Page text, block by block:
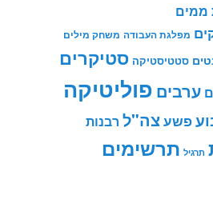
ממים
מפלגת העבודה משחק מילים
סטטיסטיקה סטיקרים
ערבים פוליטיקה
פשעצה"ל רבנות
תרגיל תרשימים